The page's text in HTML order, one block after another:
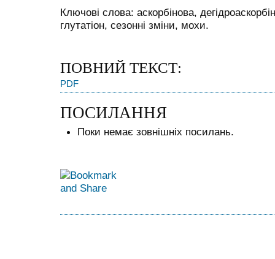
Ключові слова: аскорбінова,
глутатіон, сезонні зміни, мохи.
ПОВНИЙ ТЕКСТ:
PDF
ПОСИЛАННЯ
Поки немає зовнішніх посилань.